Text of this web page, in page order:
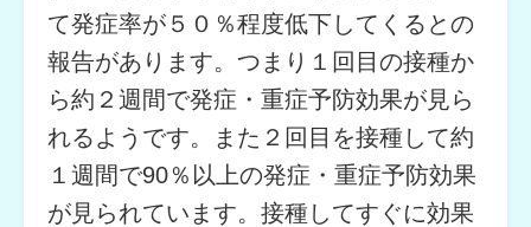
て発症率が５０％程度低下してくるとの
報告があります。つまり１回目の接種か
ら約２週間で発症・重症予防効果が見ら
れるようです。また２回目を接種して約
１週間で90％以上の発症・重症予防効果
が見られています。接種してすぐに効果